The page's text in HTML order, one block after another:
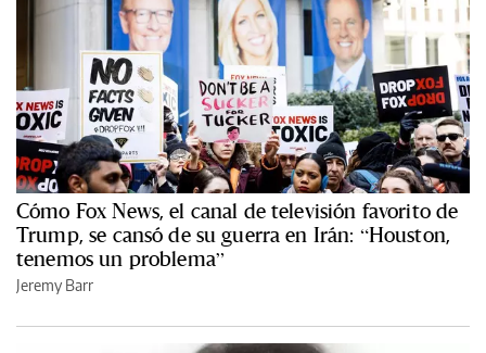
Cómo Fox News, el canal de televisión favorito de
Trump, se cansó de su guerra en Irán: “Houston,
tenemos un problema”
Jeremy Barr